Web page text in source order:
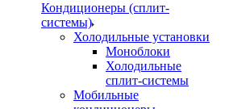
Кондиционеры (сплит-
системы)
Холодильные установки
Моноблоки
Холодильные
сплит-системы
Мобильные